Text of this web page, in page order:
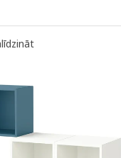
imitācija,
cm
imitācija,
35x25x35 cm